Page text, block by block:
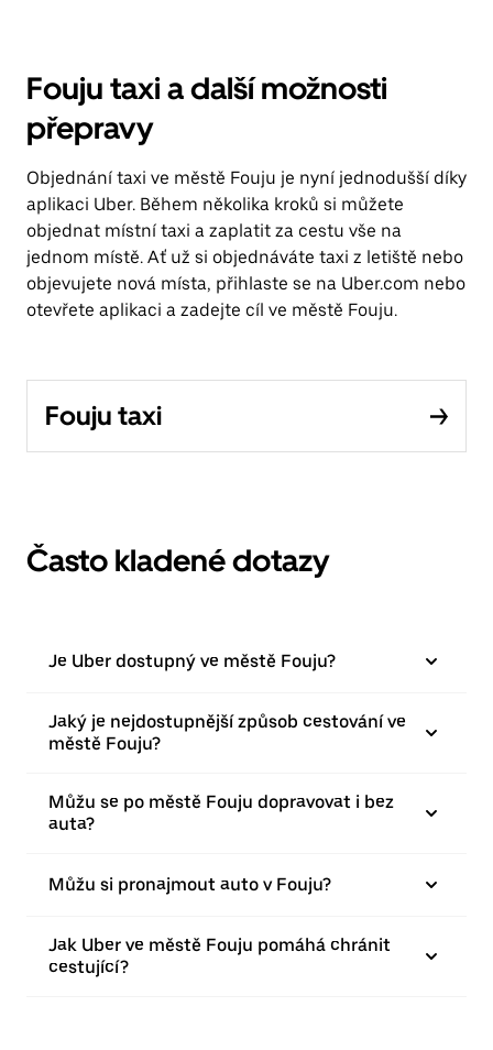
Fouju taxi a další možnosti
přepravy
Objednání taxi ve městě Fouju je nyní jednodušší díky
aplikaci Uber. Během několika kroků si můžete
objednat místní taxi a zaplatit za cestu vše na
jednom místě. Ať už si objednáváte taxi z letiště nebo
objevujete nová místa, přihlaste se na Uber.com nebo
otevřete aplikaci a zadejte cíl ve městě Fouju.
Fouju taxi
Často kladené dotazy
Je Uber dostupný ve městě Fouju?
Jaký je nejdostupnější způsob cestování ve
městě Fouju?
Můžu se po městě Fouju dopravovat i bez
auta?
Můžu si pronajmout auto v Fouju?
Jak Uber ve městě Fouju pomáhá chránit
cestující?